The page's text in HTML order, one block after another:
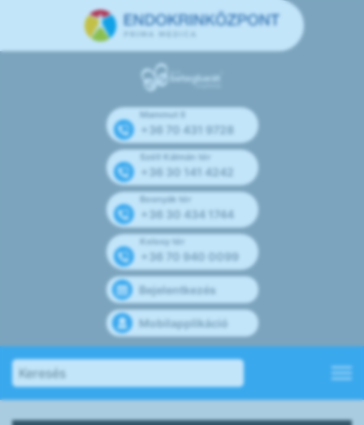
Mammut II
+36 70 431 9728
Széll Kálmán tér
+36 30 141 4242
Bosnyák tér
+36 30 434 1744
Kolosy tér
+36 70 940 0099
Bejelentkezés
Mobilapplikáció